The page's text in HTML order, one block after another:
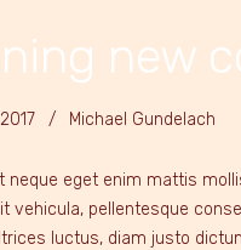
new
Michael Gundelach
neque eget enim mattis
vehicula, pellentesque
luctus, diam justo